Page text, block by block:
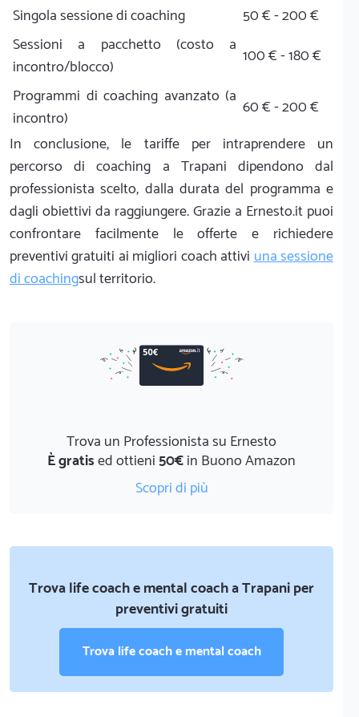
Singola sessione di coaching
50 € - 200 €
Sessioni a pacchetto (costo a
incontro/blocco)
100 € - 180 €
Programmi di coaching avanzato (a
incontro)
60 € - 200 €
In conclusione, le tariffe per intraprendere un
percorso di coaching a Trapani dipendono dal
professionista scelto, dalla durata del programma e
dagli obiettivi da raggiungere. Grazie a Ernesto.it puoi
confrontare facilmente le offerte e richiedere
preventivi gratuiti ai migliori coach attiviuna sessione
di coachingsul territorio.
Trova un Professionista su Ernesto
È gratised ottieni50€in Buono Amazon
Scopri di più
Trova life coach e mental coach a Trapani per
preventivi gratuiti
Trova life coach e mental coach